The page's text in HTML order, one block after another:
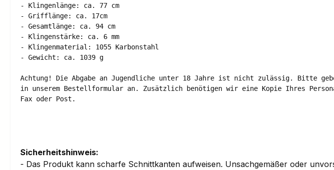
- Klingenlänge: ca. 77 cm
- Grifflänge: ca. 17cm
- Gesamtlänge: ca. 94 cm
- Klingenstärke: ca. 6 mm
- Klingenmaterial: 1055 Karbonstahl
- Gewicht: ca. 1039 g
Achtung! Die Abgabe an Jugendliche unter 18 Jahre ist nicht zulässig. Bitte
in unserem Bestellformular an. Zusätzlich benötigen wir eine Kopie Ihres
Fax oder Post.
Sicherheitshinweis:
- Das Produkt kann scharfe Schnittkanten aufweisen. Unsachgemäßer oder